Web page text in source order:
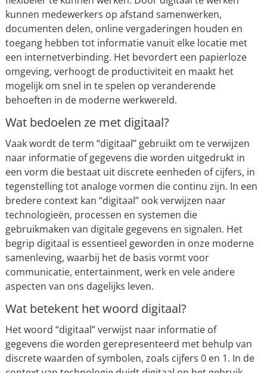
kunnen medewerkers op afstand samenwerken,
documenten delen, online vergaderingen houden en
toegang hebben tot informatie vanuit elke locatie met
een internetverbinding. Het bevordert een papierloze
omgeving, verhoogt de productiviteit en maakt het
mogelijk om snel in te spelen op veranderende
behoeften in de moderne werkwereld.
Wat bedoelen ze met digitaal?
Vaak wordt de term “digitaal” gebruikt om te verwijzen
naar informatie of gegevens die worden uitgedrukt in
een vorm die bestaat uit discrete eenheden of cijfers, in
tegenstelling tot analoge vormen die continu zijn. In een
bredere context kan “digitaal” ook verwijzen naar
technologieën, processen en systemen die
gebruikmaken van digitale gegevens en signalen. Het
begrip digitaal is essentieel geworden in onze moderne
samenleving, waarbij het de basis vormt voor
communicatie, entertainment, werk en vele andere
aspecten van ons dagelijks leven.
Wat betekent het woord digitaal?
Het woord “digitaal” verwijst naar informatie of
gegevens die worden gerepresenteerd met behulp van
discrete waarden of symbolen, zoals cijfers 0 en 1. In de